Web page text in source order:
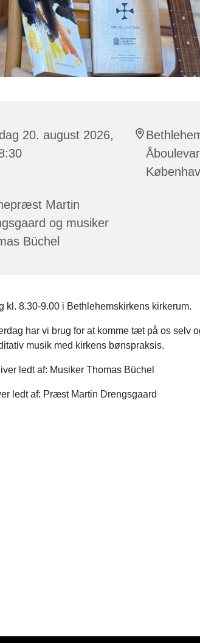
20. august 2026,
Martin
og musiker
Büchel
kl. 8.30-9.00 i Bethlehemskirkens kirkerum.
har vi brug for at komme tæt på os selv
musik med kirkens bønspraksis.
ledt af: Musiker Thomas Büchel
ledt af: Præst Martin Drengsgaard